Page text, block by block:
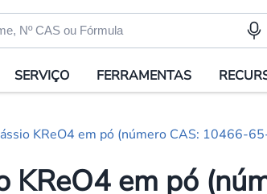
SERVIÇO FERRAMENTAS
KReO4 em pó (número CAS: 10466-
KReO4 em pó